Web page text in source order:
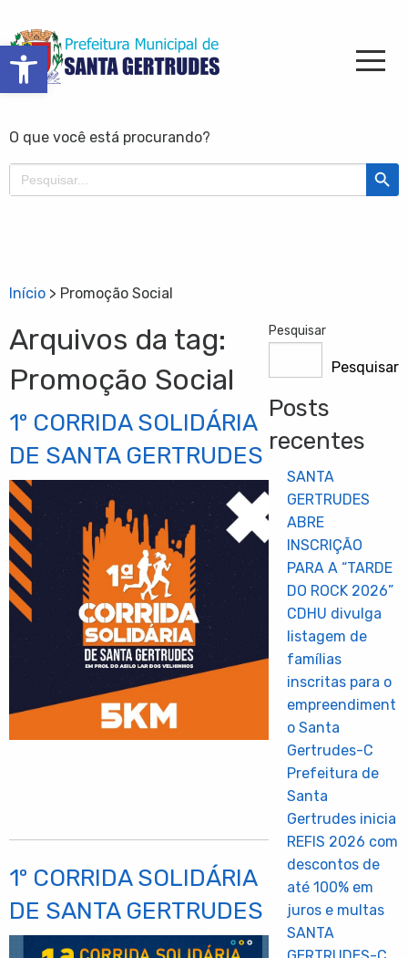
Barra de Ferramentas Aberta
O que você está procurando?
Search
for:
Search
Início > Promoção Social
Arquivos da tag:
Promoção Social
1º CORRIDA SOLIDÁRIA
DE SANTA GERTRUDES
1º CORRIDA SOLIDÁRIA
DE SANTA GERTRUDES
Pesquisar
Pesquisar
Posts
recentes
SANTA
GERTRUDES
ABRE
INSCRIÇÃO
PARA A “TARDE
DO ROCK 2026”
CDHU divulga
listagem de
famílias
inscritas para o
empreendiment
o Santa
Gertrudes-C
Prefeitura de
Santa
Gertrudes inicia
REFIS 2026 com
descontos de
até 100% em
juros e multas
SANTA